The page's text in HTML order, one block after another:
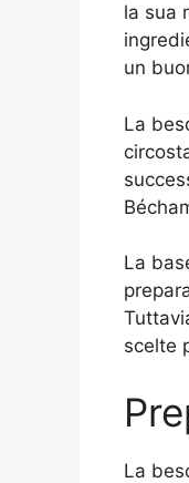
la sua
un
La
La
scelte
La